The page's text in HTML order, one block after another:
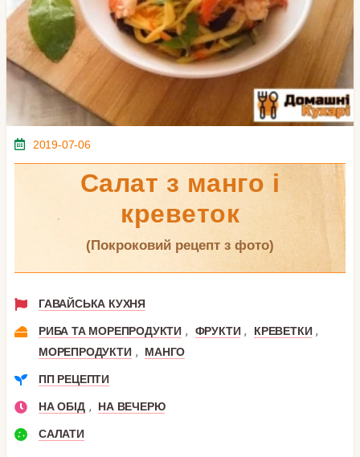
2019-07-06
Салат з манго і
креветок
(покроковий рецепт з фото)
ГАВАЙСЬКА КУХНЯ
РИБА ТА МОРЕПРОДУКТИ , ФРУКТИ , КРЕВЕТКИ ,
МОРЕПРОДУКТИ , МАНГО
ПП РЕЦЕПТИ
НА ОБІД , НА ВЕЧЕРЮ
САЛАТИ